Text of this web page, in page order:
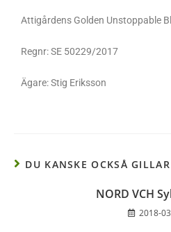
Attigårdens Golden Unstoppable
Regnr: SE 50229/2017
Ägare: Stig Eriksson
DU KANSKE OCKSÅ GILLAR
NORD VCH
2018-